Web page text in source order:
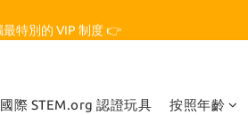
國際 STEM.org 認證玩具 按照年齡